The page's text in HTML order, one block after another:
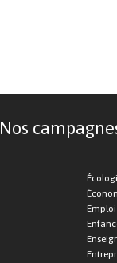
Nos
Emploi